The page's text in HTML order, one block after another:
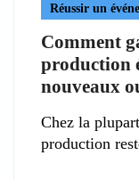
Réussir un
Comment
production
nouveaux
Chez la
production